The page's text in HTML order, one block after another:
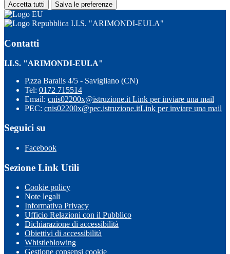
Accetta tutti Salva le preferenze
I.I.S. "ARIMONDI-EULA"
Contatti
I.I.S. "ARIMONDI-EULA"
P.zza Baralis 4/5 - Savigliano (CN)
Tel: 0172 715514
Email: cnis02200x@istruzione.it Link per inviare una mail
PEC: cnis02200x@pec.istruzione.itLink per inviare una mail
Seguici su
Facebook
Sezione Link Utili
Cookie policy
Note legali
Informativa Privacy
Ufficio Relazioni con il Pubblico
Dichiarazione di accessibilità
Obiettivi di accessibilità
Whistleblowing
Gestione consensi cookie